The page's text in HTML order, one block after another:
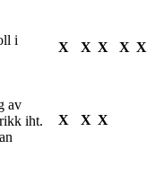
i
X X X X X
av
iht.
X X X